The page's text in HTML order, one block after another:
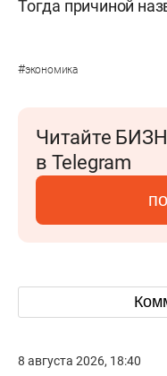
Тогда причиной
#экономика
Читайте
в Telegram
8 августа 2026, 18:40